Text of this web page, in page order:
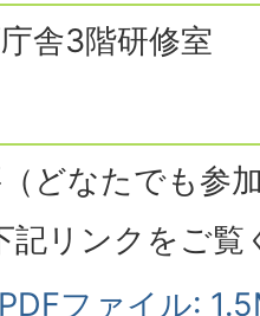
舎3階研修室
どなたでも参
記リンクをご覧
ファイル: